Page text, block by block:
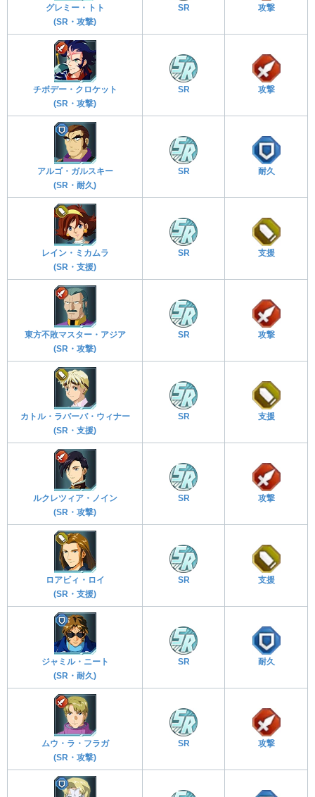
グレミー・トト
(SR・攻撃)
SR 攻撃
チボデー・クロケット
(SR・攻撃)
SR 攻撃
アルゴ・ガルスキー
(SR・耐久)
SR 耐久
レイン・ミカムラ
(SR・支援)
SR 支援
東方不敗マスター・アジア
(SR・攻撃)
SR 攻撃
カトル・ラバーバ・ウィナー
(SR・支援)
SR 支援
ルクレツィア・ノイン
(SR・攻撃)
SR 攻撃
ロアビィ・ロイ
(SR・支援)
SR 支援
ジャミル・ニート
(SR・耐久)
SR 耐久
ムウ・ラ・フラガ
(SR・攻撃)
SR 攻撃